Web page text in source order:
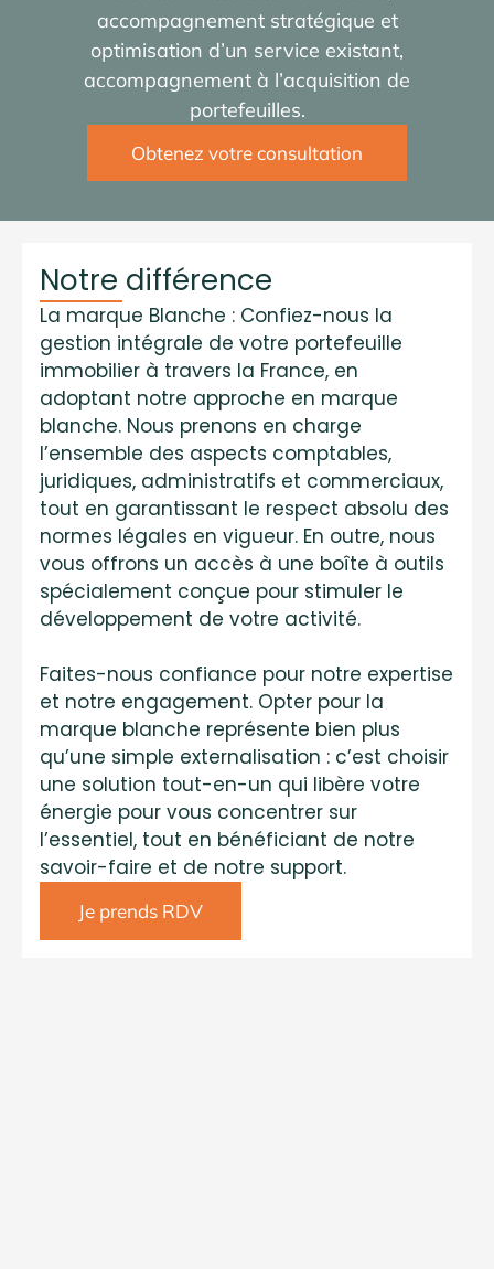
accompagnement stratégique et
optimisation d’un service existant,
accompagnement à l’acquisition de
portefeuilles.
Obtenez votre consultation
Notre différence
La marque Blanche : Confiez-nous la
gestion intégrale de votre portefeuille
immobilier à travers la France, en
adoptant notre approche en marque
blanche. Nous prenons en charge
l’ensemble des aspects comptables,
juridiques, administratifs et commerciaux,
tout en garantissant le respect absolu des
normes légales en vigueur. En outre, nous
vous offrons un accès à une boîte à outils
spécialement conçue pour stimuler le
développement de votre activité.
Faites-nous confiance pour notre expertise
et notre engagement. Opter pour la
marque blanche représente bien plus
qu’une simple externalisation : c’est choisir
une solution tout-en-un qui libère votre
énergie pour vous concentrer sur
l’essentiel, tout en bénéficiant de notre
savoir-faire et de notre support.
Je prends RDV